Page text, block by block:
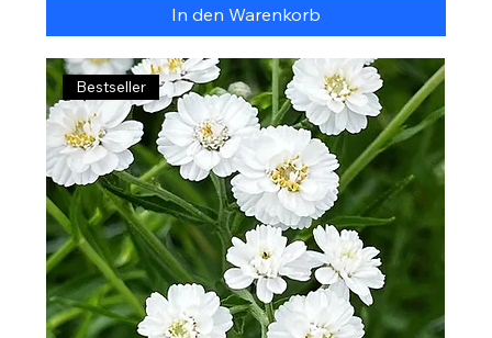
In den Warenkorb
Bestseller